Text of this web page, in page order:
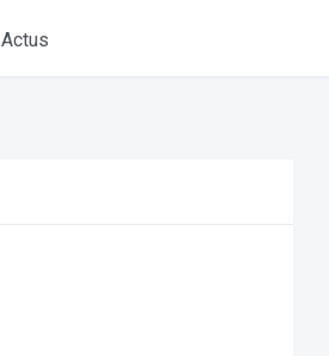
Actus